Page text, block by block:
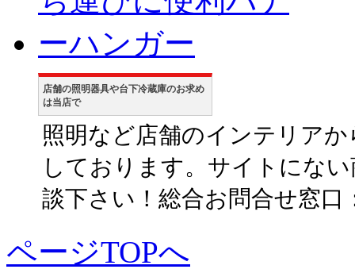
店舗の照明器具や台下冷蔵庫のお求め
は当店で
照明など店舗のインテリア
しております。サイトにな
談下さい！総合お問合せ窓口
ページTOPへ